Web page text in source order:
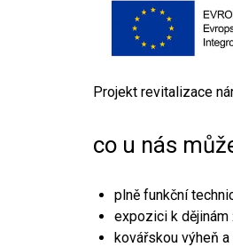
Projekt revitalizace
co u nás
plně funkční
expozici k
kovářskou výheň